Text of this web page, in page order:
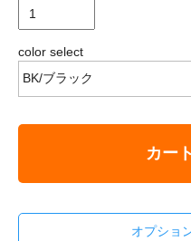
color select
カー
オプショ